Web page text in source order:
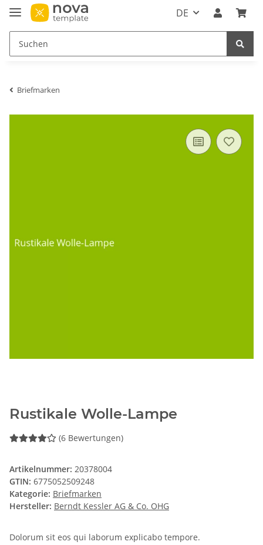
DE
Briefmarken
Rustikale Wolle-Lampe
(6 Bewertungen)
Artikelnummer: 20378004
GTIN: 6775052509248
Kategorie: Briefmarken
Hersteller: Berndt Kessler AG & Co. OHG
Dolorum sit eos qui laborum explicabo tempore.